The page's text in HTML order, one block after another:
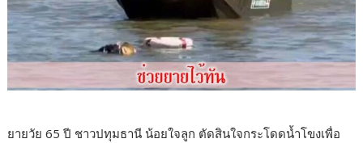
ยายวัย 65 ปี ชาวปทุมธานี น้อยใจลูก ตัดสินใจกระโดดน้ำโขงเพื่อ